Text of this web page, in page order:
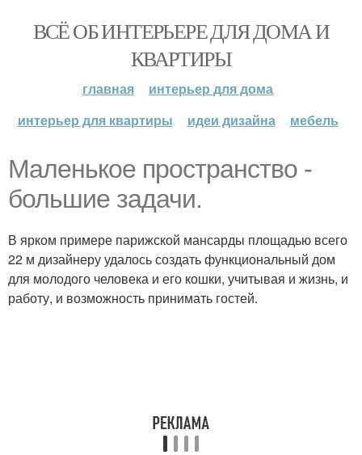
ВСЁ ОБ ИНТЕРЬЕРЕ ДЛЯ ДОМА И
КВАРТИРЫ
главная
интерьер для дома
интерьер для квартиры
идеи дизайна мебель
Маленькое пространство -
большие задачи.
В ярком примере парижской мансарды площадью всего
22 м дизайнеру удалось создать функциональный дом
для молодого человека и его кошки, учитывая и жизнь, и
работу, и возможность принимать гостей.